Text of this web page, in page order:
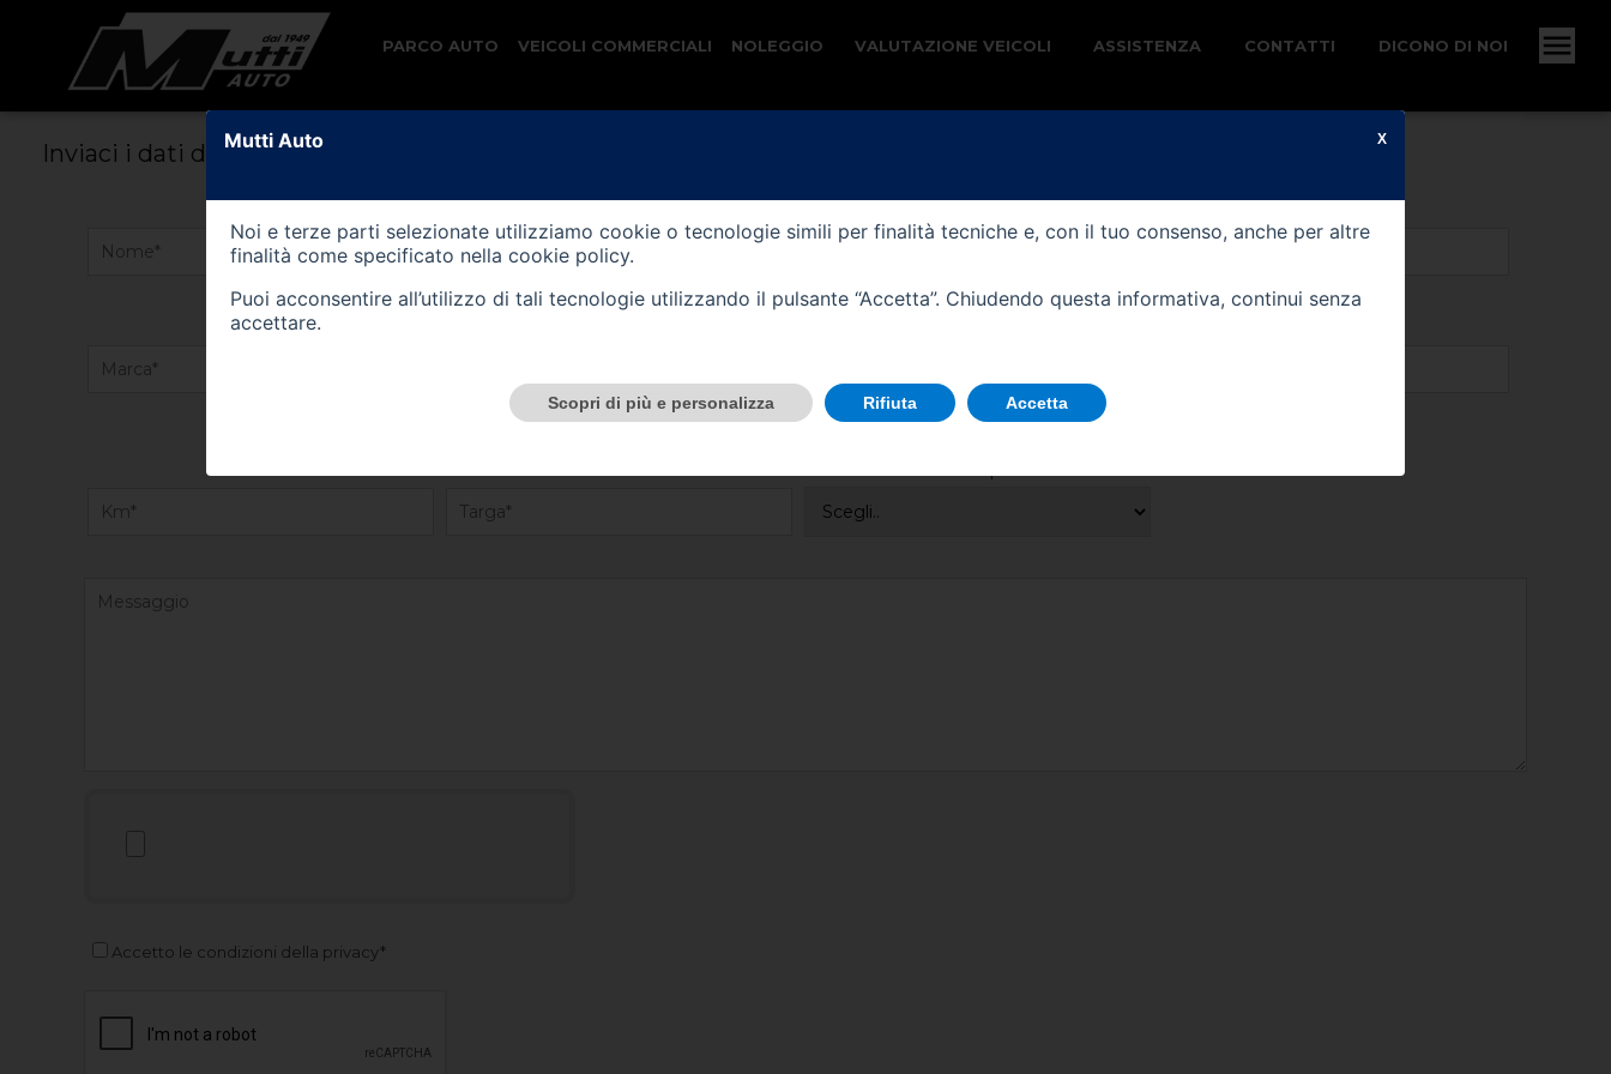
PARCO AUTO VEICOLI COMMERCIALI NOLEGGIO VALUTAZIONE VEICOLI ASSISTENZA CONTATTI DICONO DI NOI
VALUTA IL TUO VEICOLO
Inviaci i dati della tua vettura, il nostro Team ti contatterà per fornirti una valutazione e tutte le informazioni
Accetto le condizioni della privacy*
Mutti Auto
Noi e terze parti selezionate utilizziamo cookie o tecnologie simili per finalità tecniche e, con il tuo consenso, anche per altre
finalità come specificato nella cookie policy.
Puoi acconsentire all’utilizzo di tali tecnologie utilizzando il pulsante “Accetta”. Chiudendo questa informativa, continui senza
accettare.
Scopri di più e personalizza Rifiuta Accetta
X